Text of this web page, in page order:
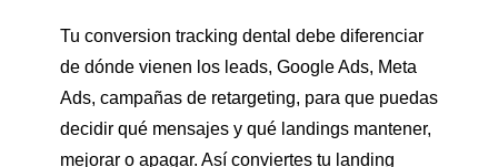
Tu conversion tracking dental debe diferenciar
de dónde vienen los leads, Google Ads, Meta
Ads, campañas de retargeting, para que puedas
decidir qué mensajes y qué landings mantener,
mejorar o apagar. Así conviertes tu landing